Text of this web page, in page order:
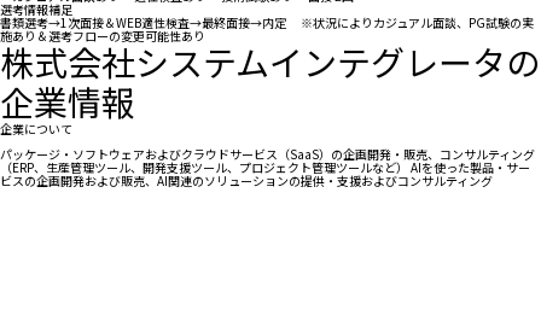
選考情報補足
書類選考→1次面接＆WEB適性検査→最終面接→内定 ※状況によりカジュアル面談、PG試験の実
施あり＆選考フローの変更可能性あり
株式会社システムインテグレータの
企業情報
企業について
パッケージ・ソフトウェアおよびクラウドサービス（SaaS）の企画開発・販売、コンサルティング
（ERP、生産管理ツール、開発支援ツール、プロジェクト管理ツールなど） AIを使った製品・サー
ビスの企画開発および販売、AI関連のソリューションの提供・支援およびコンサルティング